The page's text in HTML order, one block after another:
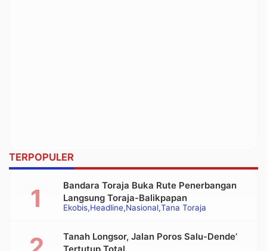
TERPOPULER
Ekobis Headline Nasional Tana Toraja
Bandara Toraja Buka Rute Penerbangan
Langsung Toraja-Balikpapan
Tanah Longsor, Jalan Poros Salu-Dende’